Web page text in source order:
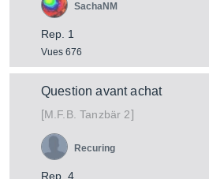
Rep. 1
Vues 676
SachaNM
Question avant achat
[M.F.B. Tanzbär 2]
Rep. 4
Recuring